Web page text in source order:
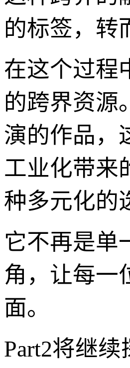
的标签，转
在这个过程
的跨界资源
演的作品
工业化带来
种多元化的
它不再是单
角，让每一
面。
Part2将继